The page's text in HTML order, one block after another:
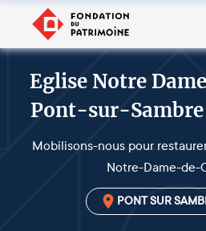
Eglise Notre
Pont-sur-Sambre
Mobilisons-nous pour
Notre-Dame-de-
PONT SUR